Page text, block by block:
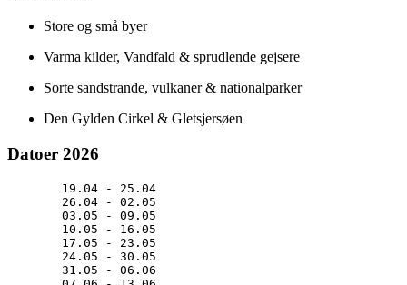
Store og små byer
Varma kilder, Vandfald & sprudlende gejsere
Sorte sandstrande, vulkaner & nationalparker
Den Gylden Cirkel & Gletsjersøen
Datoer 2026
19.04 - 25.04
26.04 - 02.05
03.05 - 09.05
10.05 - 16.05
17.05 - 23.05
24.05 - 30.05
31.05 - 06.06